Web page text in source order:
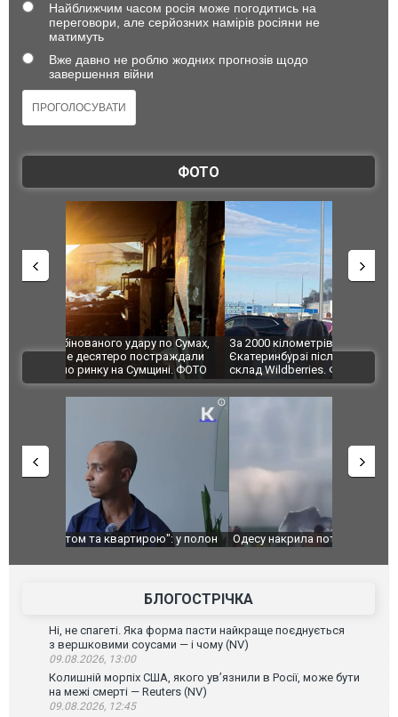
Найближчим часом росія може погодитись на
переговори, але серйозних намірів росіяни не
матимуть
Вже давно не роблю жодних прогнозів щодо
завершення війни
ФОТО
За 2000 кілометрів від кордону з Україною: в
Єкатеринбурзі після атаки дронів загорівся
склад Wildberries. ФОТО. ВІДЕО
"Мої
ВІДЕО
Одесу накрила потужна злива з градом та
Вже
БЛОГОСТРІЧКА
Ні, не спагеті. Яка форма пасти найкраще поєднується
з вершковими соусами — і чому (NV)
09.08.2026, 13:00
Колишній морпіх США, якого ув’язнили в Росії, може бути
на межі смерті — Reuters (NV)
09.08.2026, 12:45